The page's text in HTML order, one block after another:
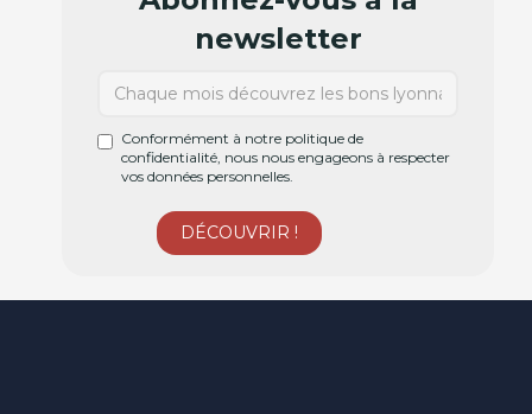
newsletter
Conformément à notre politique de
confidentialité, nous nous engageons à respecter
vos données personnelles.